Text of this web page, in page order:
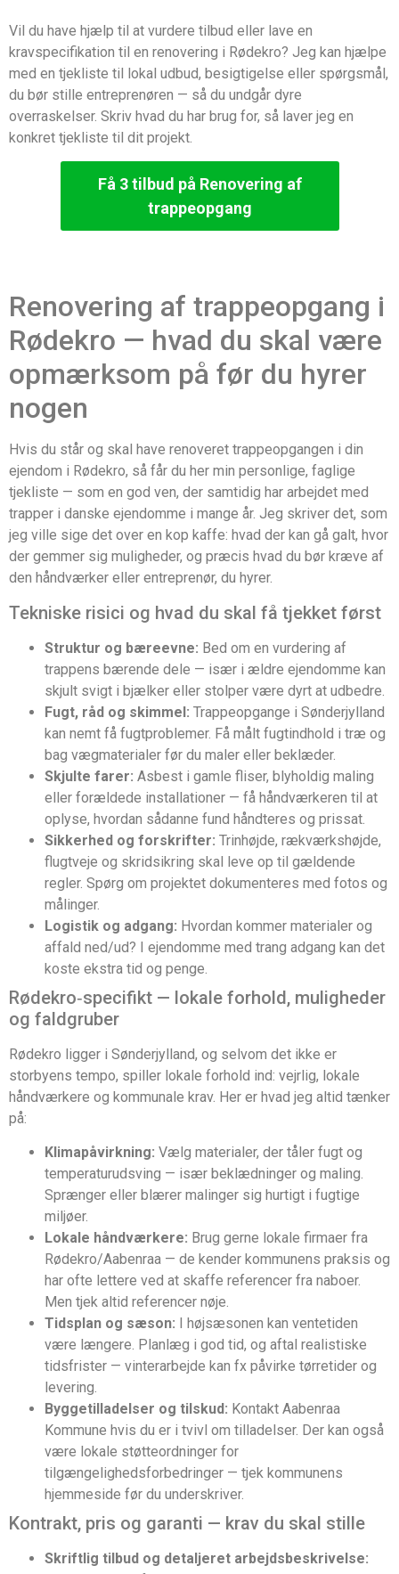
Vil du have hjælp til at vurdere tilbud eller lave en
kravspecifikation til en renovering i Rødekro? Jeg kan hjælpe
med en tjekliste til lokal udbud, besigtigelse eller spørgsmål,
du bør stille entreprenøren — så du undgår dyre
overraskelser. Skriv hvad du har brug for, så laver jeg en
konkret tjekliste til dit projekt.
Få 3 tilbud på Renovering af
trappeopgang
Renovering af trappeopgang i
Rødekro — hvad du skal være
opmærksom på før du hyrer
nogen
Hvis du står og skal have renoveret trappeopgangen i din
ejendom i Rødekro, så får du her min personlige, faglige
tjekliste — som en god ven, der samtidig har arbejdet med
trapper i danske ejendomme i mange år. Jeg skriver det, som
jeg ville sige det over en kop kaffe: hvad der kan gå galt, hvor
der gemmer sig muligheder, og præcis hvad du bør kræve af
den håndværker eller entreprenør, du hyrer.
Tekniske risici og hvad du skal få tjekket først
Struktur og bæreevne: Bed om en vurdering af
trappens bærende dele — især i ældre ejendomme kan
skjult svigt i bjælker eller stolper være dyrt at udbedre.
Fugt, råd og skimmel: Trappeopgange i Sønderjylland
kan nemt få fugtproblemer. Få målt fugtindhold i træ og
bag vægmaterialer før du maler eller beklæder.
Skjulte farer: Asbest i gamle fliser, blyholdig maling
eller forældede installationer — få håndværkeren til at
oplyse, hvordan sådanne fund håndteres og prissat.
Sikkerhed og forskrifter: Trinhøjde, rækværkshøjde,
flugtveje og skridsikring skal leve op til gældende
regler. Spørg om projektet dokumenteres med fotos og
målinger.
Logistik og adgang: Hvordan kommer materialer og
affald ned/ud? I ejendomme med trang adgang kan det
koste ekstra tid og penge.
Rødekro‑specifikt — lokale forhold, muligheder
og faldgruber
Rødekro ligger i Sønderjylland, og selvom det ikke er
storbyens tempo, spiller lokale forhold ind: vejrlig, lokale
håndværkere og kommunale krav. Her er hvad jeg altid tænker
på:
Klimapåvirkning: Vælg materialer, der tåler fugt og
temperaturudsving — især beklædninger og maling.
Sprænger eller blærer malinger sig hurtigt i fugtige
miljøer.
Lokale håndværkere: Brug gerne lokale firmaer fra
Rødekro/Aabenraa — de kender kommunens praksis og
har ofte lettere ved at skaffe referencer fra naboer.
Men tjek altid referencer nøje.
Tidsplan og sæson: I højsæsonen kan ventetiden
være længere. Planlæg i god tid, og aftal realistiske
tidsfrister — vinterarbejde kan fx påvirke tørretider og
levering.
Byggetilladelser og tilskud: Kontakt Aabenraa
Kommune hvis du er i tvivl om tilladelser. Der kan også
være lokale støtteordninger for
tilgængelighedsforbedringer — tjek kommunens
hjemmeside før du underskriver.
Kontrakt, pris og garanti — krav du skal stille
Skriftlig tilbud og detaljeret arbejdsbeskrivelse: